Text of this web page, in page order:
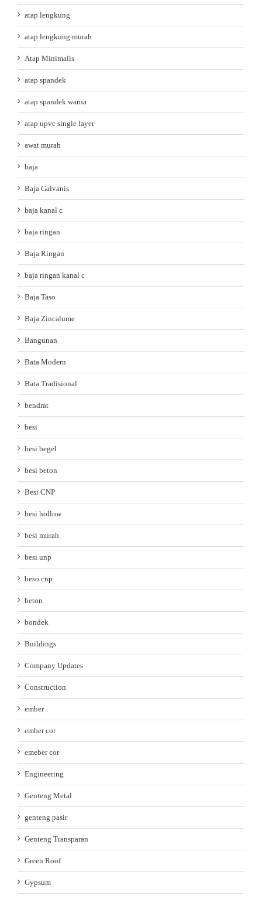
atap lengkung
atap lengkung murah
Atap Minimalis
atap spandek
atap spandek warna
atap upvc single layer
awat murah
baja
Baja Galvanis
baja kanal c
baja ringan
Baja Ringan
baja ringan kanal c
Baja Taso
Baja Zincalume
Bangunan
Bata Modern
Bata Tradisional
bendrat
besi
besi begel
besi beton
Besi CNP
besi hollow
besi murah
besi unp
beso cnp
beton
bondek
Buildings
Company Updates
Construction
ember
ember cor
emeber cor
Engineering
Genteng Metal
genteng pasir
Genteng Transparan
Green Roof
Gypsum